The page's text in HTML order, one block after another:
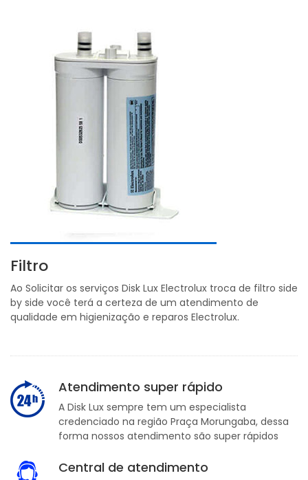
Filtro
Ao Solicitar os serviços Disk Lux Electrolux troca de filtro side
by side você terá a certeza de um atendimento de
qualidade em higienização e reparos Electrolux.
Atendimento super rápido
A Disk Lux sempre tem um especialista
credenciado na região Praça Morungaba, dessa
forma nossos atendimento são super rápidos
Central de atendimento